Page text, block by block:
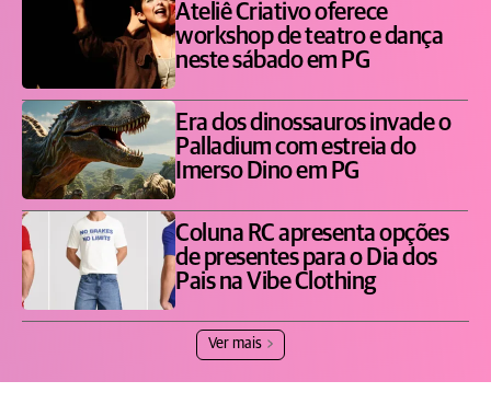
Ateliê Criativo oferece
workshop de teatro e dança
neste sábado em PG
Era dos dinossauros invade o
Palladium com estreia do
Imerso Dino em PG
Coluna RC apresenta opções
de presentes para o Dia dos
Pais na Vibe Clothing
Ver mais